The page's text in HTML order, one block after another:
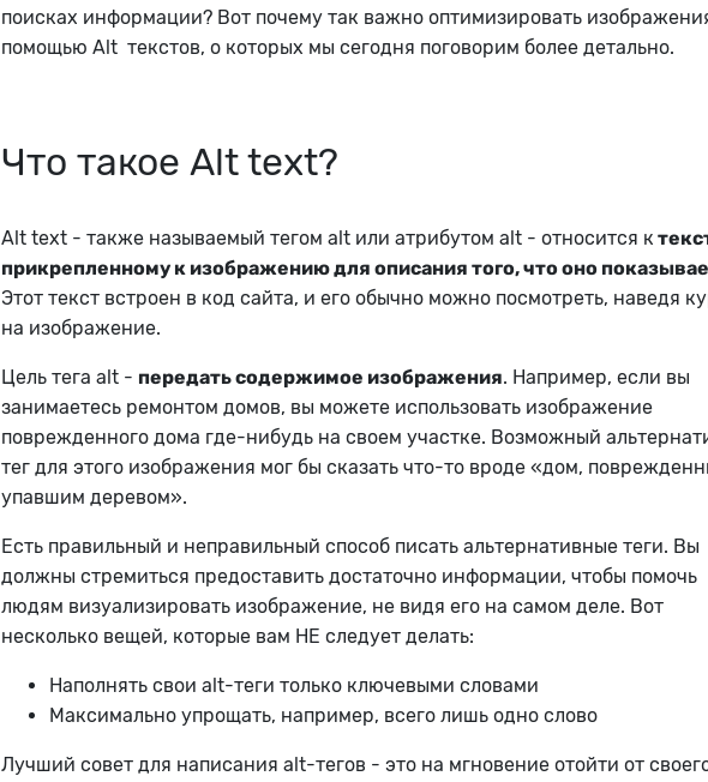
поисках информации? Вот почему так важно оптимизировать
помощью Alt текстов, о которых мы сегодня поговорим более детально.
Что такое Alt text?
Alt text - также называемый тегом alt или атрибутом alt - относится к
прикрепленному к изображению для описания того, что оно
Этот текст встроен в код сайта, и его обычно можно посмотреть, наведя
на изображение.
Цель тега alt - передать содержимое изображения. Например, если вы
занимаетесь ремонтом домов, вы можете использовать изображение
поврежденного дома где-нибудь на своем участке. Возможный
тег для этого изображения мог бы сказать что-то вроде «дом,
упавшим деревом».
Есть правильный и неправильный способ писать альтернативные теги. Вы
должны стремиться предоставить достаточно информации, чтобы помочь
людям визуализировать изображение, не видя его на самом деле. Вот
несколько вещей, которые вам НЕ следует делать:
Наполнять свои alt-теги только ключевыми словами
Максимально упрощать, например, всего лишь одно слово
Лучший совет для написания alt-тегов - это на мгновение отойти от